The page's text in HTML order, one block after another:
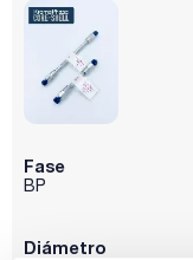
Fase
BP
Diámetro